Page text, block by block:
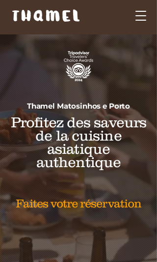
Thamel Matosinhos e Porto
Profitez des saveurs
de la cuisine
asiatique
authentique
Faites votre réservation